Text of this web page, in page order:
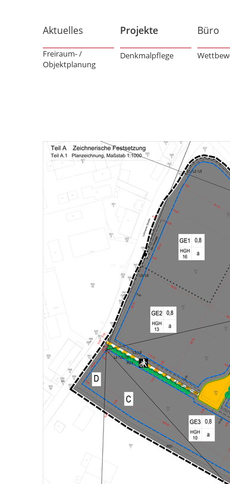
Aktuelles Projekte
Freiraum- /
Objektplanung
Denkmalpflege
Büro